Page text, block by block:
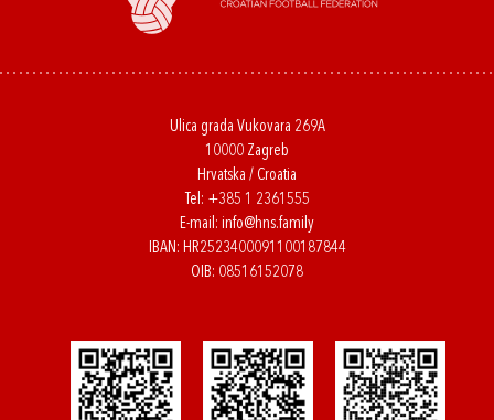
Ulica grada Vukovara 269A
10000 Zagreb
Hrvatska / Croatia
Tel: +385 1 2361555
E-mail: info@hns.family
IBAN: HR2523400091100187844
OIB: 08516152078